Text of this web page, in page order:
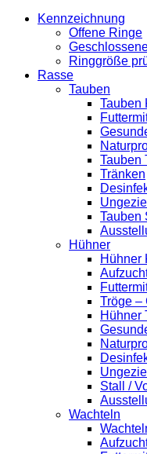
Kennzeichnung
Offene Ringe
Ringgröße
Rasse
Tauben
Tauben
Tauben
Tränken
Tauben
Hühner
Hühner
Tröge –
Hühner
Stall /
Wachteln